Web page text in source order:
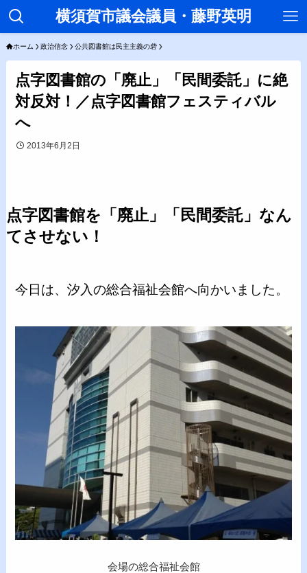
横須賀市議会議員・藤野英明
ホーム 政治信念 公共図書館は民主主義の砦
点字図書館の「廃止」「民間委託」に絶
対反対！／点字図書館フェスティバル
へ
2013年6月2日
点字図書館を「廃止」「民間委託」なん
てさせない！
今日は、汐入の総合福祉会館へ向かいました。
会場の総合福祉会館